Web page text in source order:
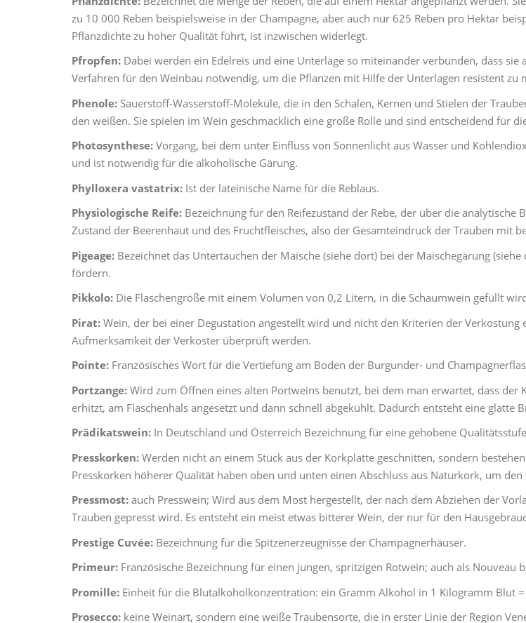
zu 10 000 Reben beispielsweise in der Champagne, aber auch nur 625 Reben pro Hektar
Pflanzdichte zu hoher Qualität führt, ist inzwischen widerlegt.
Pfropfen: Dabei werden ein Edelreis und eine Unterlage so miteinander verbunden, dass
Verfahren für den Weinbau notwendig, um die Pflanzen mit Hilfe der Unterlagen resistent zu
Phenole: Sauerstoff-Wasserstoff-Moleküle, die in den Schalen, Kernen und Stielen der
den weißen. Sie spielen im Wein geschmacklich eine große Rolle und sind entscheidend für
Photosynthese: Vorgang, bei dem unter Einfluss von Sonnenlicht aus Wasser und
und ist notwendig für die alkoholische Gärung.
Phylloxera vastatrix: Ist der lateinische Name für die Reblaus.
Physiologische Reife: Bezeichnung für den Reifezustand der Rebe, der über die
Zustand der Beerenhaut und des Fruchtfleisches, also der Gesamteindruck der Trauben mit
Pigeage: Bezeichnet das Untertauchen der Maische (siehe dort) bei der Maischegärung
fördern.
Pikkolo: Die Flaschengröße mit einem Volumen von 0,2 Litern, in die Schaumwein gefüllt
Pirat: Wein, der bei einer Degustation angestellt wird und nicht den Kriterien der
Aufmerksamkeit der Verkoster überprüft werden.
Pointe: Französisches Wort für die Vertiefung am Boden der Burgunder- und
Portzange: Wird zum Öffnen eines alten Portweins benutzt, bei dem man erwartet, dass
erhitzt, am Flaschenhals angesetzt und dann schnell abgekühlt. Dadurch entsteht eine glatte
Prädikatswein: In Deutschland und Österreich Bezeichnung für eine gehobene
Presskorken: Werden nicht an einem Stück aus der Korkplatte geschnitten, sondern
Presskorken höherer Qualität haben oben und unten einen Abschluss aus Naturkork, um
Pressmost: auch Presswein; Wird aus dem Most hergestellt, der nach dem Abziehen der
Trauben gepresst wird. Es entsteht ein meist etwas bitterer Wein, der nur für den
Prestige Cuvée: Bezeichnung für die Spitzenerzeugnisse der Champagnerhäuser.
Primeur: Französische Bezeichnung für einen jungen, spritzigen Rotwein; auch als Nouveau
Promille: Einheit für die Blutalkoholkonzentration: ein Gramm Alkohol in 1 Kilogramm Blut
Prosecco: keine Weinart, sondern eine weiße Traubensorte, die in erster Linie der Region